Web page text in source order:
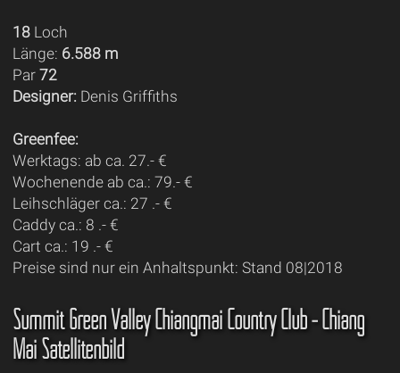
18Loch
Länge: 6.588 m
Par 72
Designer: Denis Griffiths
Greenfee:
Werktags: ab ca. 27.- €
Wochenende ab ca.: 79.- €
Leihschläger ca.: 27 .- €
Caddy ca.: 8 .- €
Cart ca.: 19 .- €
Preise sind nur ein Anhaltspunkt: Stand 08|2018
Summit Green Valley Chiangmai Country Club - Chiang
Mai Satellitenbild